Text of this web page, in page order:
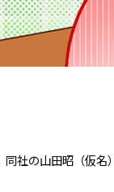
社の山田昭（仮名